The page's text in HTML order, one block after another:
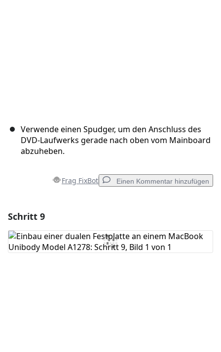
Verwende einen Spudger, um den Anschluss des
DVD-Laufwerks gerade nach oben vom Mainboard
abzuheben.
Frag FixBot Einen Kommentar hinzufügen
Kommentar hinzufügen
Schritt 9